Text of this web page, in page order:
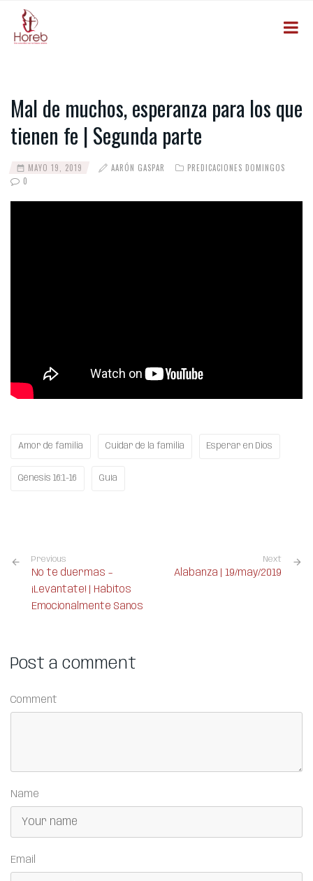
Mal de muchos, esperanza para los que
tienen fe | Segunda parte
MAYO 19, 2019 AARÓN GASPAR
PREDICACIONES DOMINGOS
0
Amor de familia Cuidar de la familia Esperar en Dios
Génesis 16:1-16 Guía
Previous
No te duermas –
¡Levántate! | Hábitos
Emocionalmente Sanos
Next
Alabanza | 19/may/2019
Post a comment
Comment
Name
Email